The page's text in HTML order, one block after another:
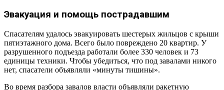
Эвакуация и помощь пострадавшим
Спасателям удалось эвакуировать шестерых жильцов с крыши
пятиэтажного дома. Всего было повреждено 20 квартир. У
разрушенного подъезда работали более 330 человек и 73
единицы техники. Чтобы убедиться, что под завалами никого
нет, спасатели объявляли «минуты тишины».
Во время разбора завалов власти объявляли ракетную